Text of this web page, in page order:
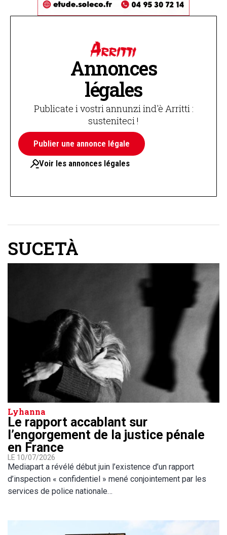
Annonces
légales
Publicate i vostri annunzi ind'è Arritti :
susteniteci !
Publier une annonce légale
Voir les annonces légales
SUCETÀ
Lyhanna
Le rapport accablant sur
l’engorgement de la justice pénale
en France
LE 10/07/2026
Mediapart a révélé début juin l’existence d’un rapport
d’inspection « confidentiel » mené conjointement par les
services de police nationale…